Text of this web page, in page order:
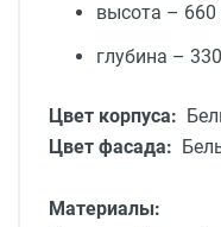
высота –
глубина –
Цвет корпуса:
Цвет фасада:
Материалы: